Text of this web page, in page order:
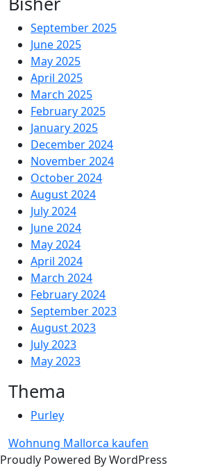
September 2025
June 2025
May 2025
April 2025
March 2025
February 2025
January 2025
December 2024
November 2024
October 2024
August 2024
July 2024
June 2024
May 2024
April 2024
March 2024
February 2024
September 2023
August 2023
July 2023
May 2023
Thema
Purley
Wohnung Mallorca kaufen
Proudly Powered By WordPress